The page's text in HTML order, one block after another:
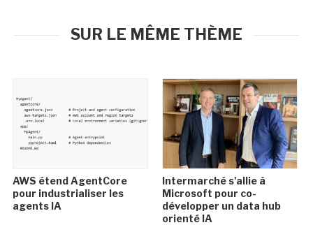
SUR LE MÊME THÈME
AWS étend AgentCore
pour industrialiser les
agents IA
Intermarché s'allie à
Microsoft pour co-
développer un data hub
orienté IA